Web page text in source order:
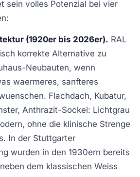
sein volles Potenzial bei vier
(1920er bis 2026er). RAL
korrekte Alternative zu
Neubauten, wenn
waermeres, sanfteres
Flachdach, Kubatur,
Anthrazit-Sockel: Lichtgrau
ohne die klinische Strenge
In der Stuttgarter
wurden in den 1930ern bereits
dem klassischen Weiss